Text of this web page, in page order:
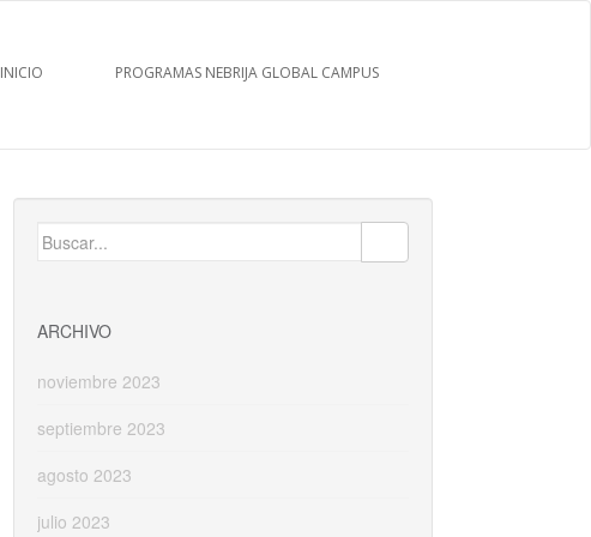
INICIO PROGRAMAS NEBRIJA GLOBAL CAMPUS
Buscar:
ARCHIVO
noviembre 2023
septiembre 2023
agosto 2023
julio 2023